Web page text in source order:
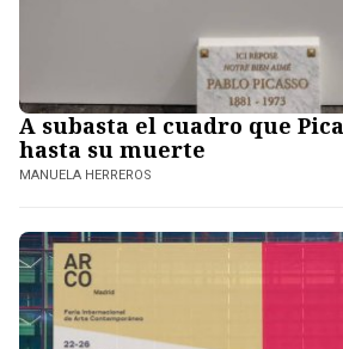
A subasta el cuadro que
hasta su muerte
MANUELA HERREROS